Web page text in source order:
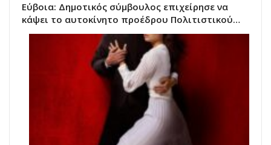
Εύβοια: Δημοτικός σύμβουλος επιχείρησε να
κάψει το αυτοκίνητο προέδρου Πολιτιστικού…